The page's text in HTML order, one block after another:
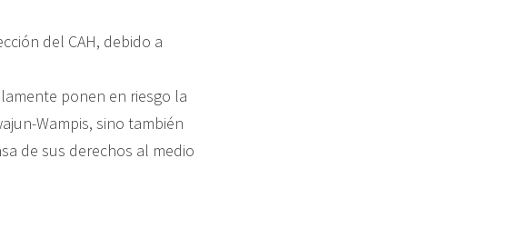
del CAH, debido a
ponen en riesgo la
Wampis, sino también
de sus derechos al medio